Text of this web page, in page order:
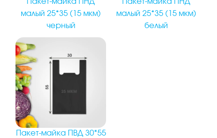
Пакет-майка ПНД
малый 25*35 (15 мкм)
черный
Пакет-майка ПНД
малый 25*35 (15 мкм)
белый
Пакет-майка ПВД 30*55